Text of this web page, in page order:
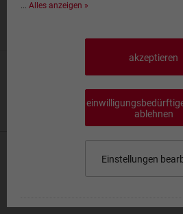
Schweineschnitzel paniert, mit
Fleischspieße
2 Fleischspieße zart gegrillt, mit
... Alles anzeigen »
akzeptieren
ablehnen
Einstellungen